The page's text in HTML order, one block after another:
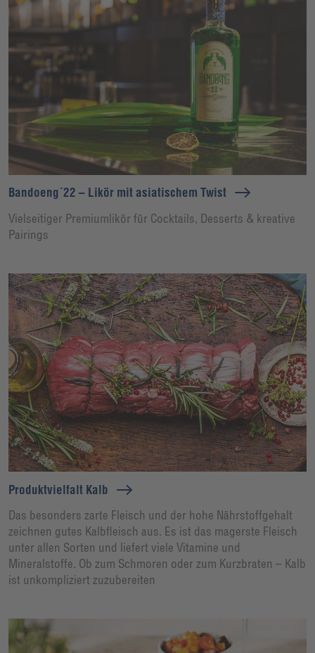
Bandoeng´22 – Likör mit asiatischem Twist
Vielseitiger Premiumlikör für Cocktails, Desserts & kreative
Pairings
Produktvielfalt Kalb
Das besonders zarte Fleisch und der hohe Nährstoffgehalt
zeichnen gutes Kalbfleisch aus. Es ist das magerste Fleisch
unter allen Sorten und liefert viele Vitamine und
Mineralstoffe. Ob zum Schmoren oder zum Kurzbraten – Kalb
ist unkompliziert zuzubereiten